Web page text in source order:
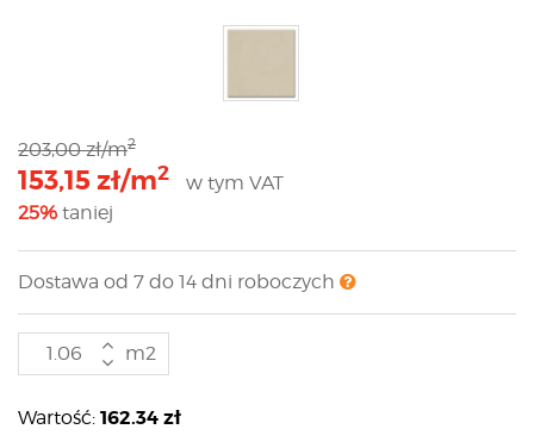
203,00 zł/m2
153,15 zł/m2
w tym VAT
25% taniej
Dostawa od 7 do 14 dni roboczych
m2
Wartość: 162.34zł